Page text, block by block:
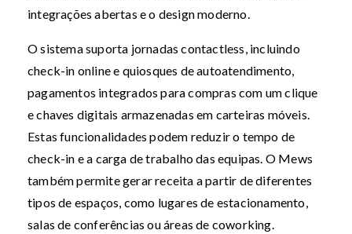
integrações abertas e o design moderno.
O sistema suporta jornadas contactless, incluindo
check-in online e quiosques de autoatendimento,
pagamentos integrados para compras com um clique
e chaves digitais armazenadas em carteiras móveis.
Estas funcionalidades podem reduzir o tempo de
check-in e a carga de trabalho das equipas. O Mews
também permite gerar receita a partir de diferentes
tipos de espaços, como lugares de estacionamento,
salas de conferências ou áreas de coworking.